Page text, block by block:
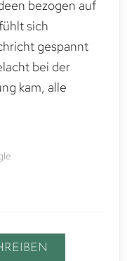
bezogen auf
sich
gespannt
bei der
kam, alle